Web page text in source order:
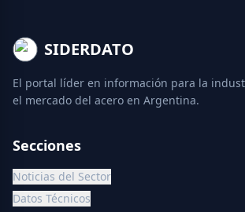
SIDERDATO
El portal líder en información para la
el mercado del acero en Argentina.
Secciones
Noticias del Sector
Datos Técnicos